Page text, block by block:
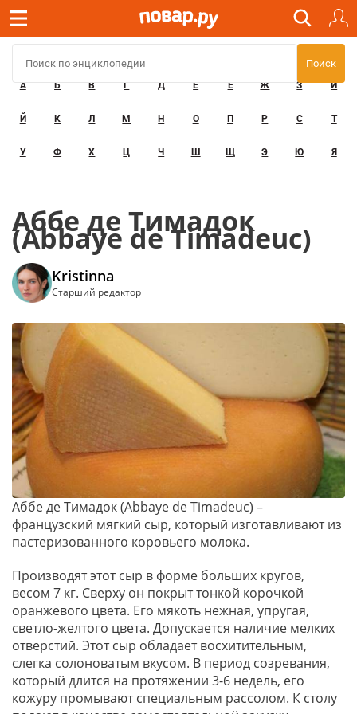
А Б В Г Д Е Ё Ж З И
Й К Л М Н О П Р С Т
У Ф Х Ц Ч Ш Щ Э Ю Я
Аббе де Тимадок
(Abbaye de Timadeuc)
Kristinna
Старший редактор
Аббе де Тимадок (Abbaye de Timadeuc) –
французский мягкий сыр, который изготавливают из
пастеризованного коровьего молока.
Производят этот сыр в форме больших кругов,
весом 7 кг. Сверху он покрыт тонкой корочкой
оранжевого цвета. Его мякоть нежная, упругая,
светло-желтого цвета. Допускается наличие мелких
отверстий. Этот сыр обладает восхитительным,
слегка солоноватым вкусом. В период созревания,
который длится на протяжении 3-6 недель, его
кожуру промывают специальным рассолом. К столу